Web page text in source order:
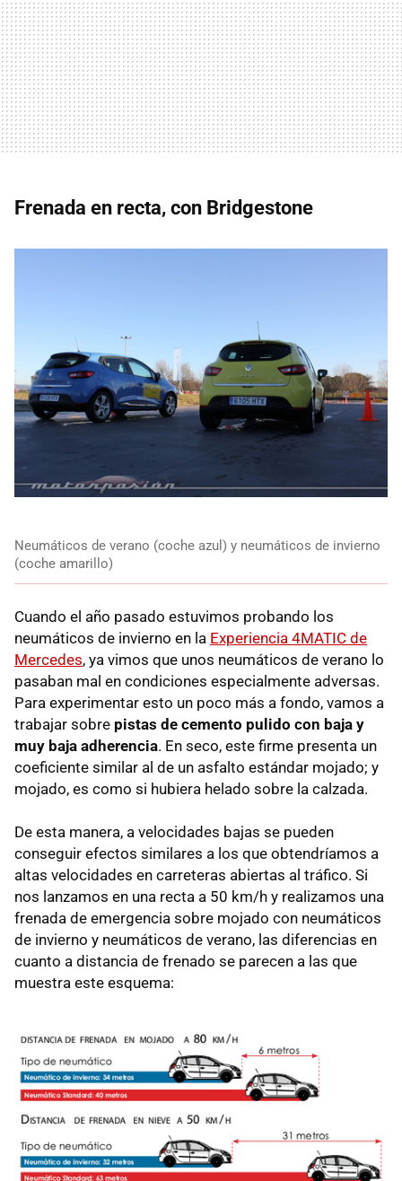
Frenada en recta, con Bridgestone
Neumáticos de verano (coche azul) y neumáticos de invierno
(coche amarillo)
Cuando el año pasado estuvimos probando los
neumáticos de invierno en la Experiencia 4MATIC de
Mercedes, ya vimos que unos neumáticos de verano lo
pasaban mal en condiciones especialmente adversas.
Para experimentar esto un poco más a fondo, vamos a
trabajar sobre pistas de cemento pulido con baja y
muy baja adherencia. En seco, este firme presenta un
coeficiente similar al de un asfalto estándar mojado; y
mojado, es como si hubiera helado sobre la calzada.
De esta manera, a velocidades bajas se pueden
conseguir efectos similares a los que obtendríamos a
altas velocidades en carreteras abiertas al tráfico. Si
nos lanzamos en una recta a 50 km/h y realizamos una
frenada de emergencia sobre mojado con neumáticos
de invierno y neumáticos de verano, las diferencias en
cuanto a distancia de frenado se parecen a las que
muestra este esquema: